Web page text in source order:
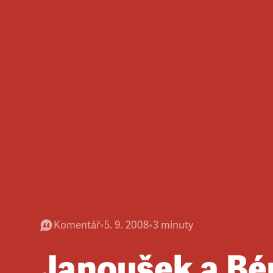
Komentář•5. 9. 2008•3 minuty